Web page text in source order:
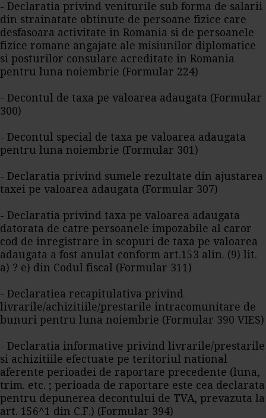
- Declaratia privind veniturile sub forma de salarii
din strainatate obtinute de persoane fizice care
desfasoara activitate in Romania si de persoanele
fizice romane angajate ale misiunilor diplomatice
si posturilor consulare acreditate in Romania
pentru luna noiembrie (Formular 224)
- Decontul de taxa pe valoarea adaugata (Formular
300)
- Decontul special de taxa pe valoarea adaugata
pentru luna noiembrie (Formular 301)
- Declaratia privind sumele rezultate din ajustarea
taxei pe valoarea adaugata (Formular 307)
- Declaratia privind taxa pe valoarea adaugata
datorata de catre persoanele impozabile al caror
cod de inregistrare in scopuri de taxa pe valoarea
adaugata a fost anulat conform art.153 alin. (9) lit.
a) ? e) din Codul fiscal (Formular 311)
- Declaratiea recapitulativa privind
livrarile/achizitiile/prestarile intracomunitare de
bunuri pentru luna noiembrie (Formular 390 VIES)
- Declaratia informative privind livrarile/prestarile
si achizitiile efectuate pe teritoriul national
aferente perioadei de raportare precedente (luna,
trim. etc. ; perioada de raportare este cea declarata
pentru depunerea decontului de TVA, prevazuta la
art. 156^1 din C.F.) (Formular 394)